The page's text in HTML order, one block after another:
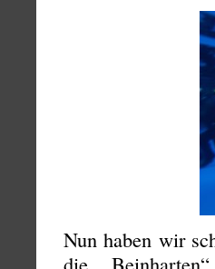
Nun haben wir
die „